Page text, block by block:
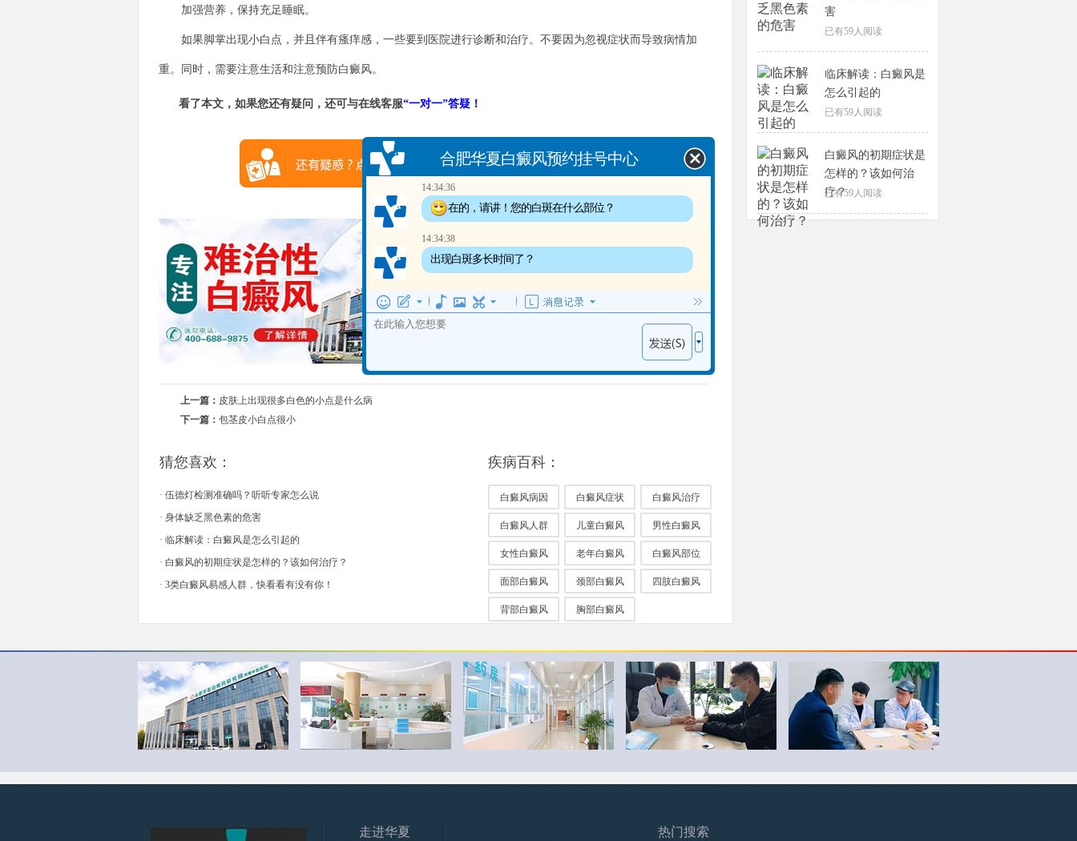
加强营养，保持充足睡眠。
如果脚掌出现小白点，并且伴有瘙痒感，一些要到医院进行诊断和治疗。不要因为忽视症状而导致病情加
重。同时，需要注意生活和注意预防白癜风。
看了本文，如果您还有疑问，还可与在线客服“一对一”答疑！
温馨提示：
肥华夏白癜风医院提供网络答疑预约平台，
上一篇： 皮肤上出现很多白色的小点是什么病
下一篇： 包茎皮小白点很小
猜您喜欢：
· 伍德灯检测准确吗？听听专家怎么说
· 身体缺乏黑色素的危害
· 临床解读：白癜风是怎么引起的
· 白癜风的初期症状是怎样的？该如何治疗？
· 3类白癜风易感人群，快看看有没有你！
疾病百科：
白癜风病因 白癜风症状 白癜风治疗
白癜风人群 儿童白癜风 男性白癜风
女性白癜风 老年白癜风 白癜风部位
面部白癜风 颈部白癜风 四肢白癜风
背部白癜风 胸部白癜风
害
已有59人阅读
临床解读：白癜风是
怎么引起的
已有59人阅读
白癜风的初期症状是
怎样的？该如何治
疗？
已有59人阅读
走进华夏 热门搜索
合肥华夏白癜风预约挂号中心
14:34:36
在的，请讲！您的白斑在什么部位？
14:34:38
出现白斑多长时间了？